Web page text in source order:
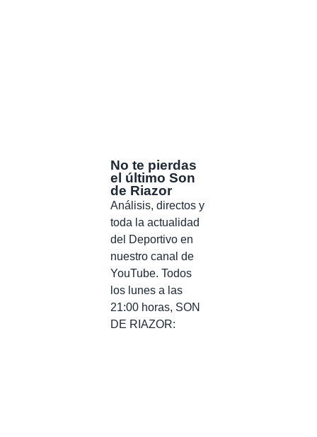
No te pierdas
el último Son
de Riazor
Análisis, directos y
toda la actualidad
del Deportivo en
nuestro canal de
YouTube. Todos
los lunes a las
21:00 horas, SON
DE RIAZOR: